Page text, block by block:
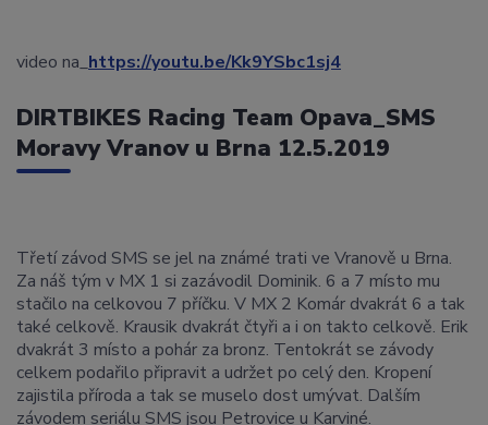
video na_https://youtu.be/Kk9YSbc1sj4
DIRTBIKES Racing Team Opava_SMS
Moravy Vranov u Brna 12.5.2019
Třetí závod SMS se jel na známé trati ve Vranově u Brna.
Za náš tým v MX 1 si zazávodil Dominik. 6 a 7 místo mu
stačilo na celkovou 7 příčku. V MX 2 Komár dvakrát 6 a tak
také celkově. Krausik dvakrát čtyři a i on takto celkově. Erik
dvakrát 3 místo a pohár za bronz. Tentokrát se závody
celkem podařilo připravit a udržet po celý den. Kropení
zajistila příroda a tak se muselo dost umývat. Dalším
závodem seriálu SMS jsou Petrovice u Karviné.